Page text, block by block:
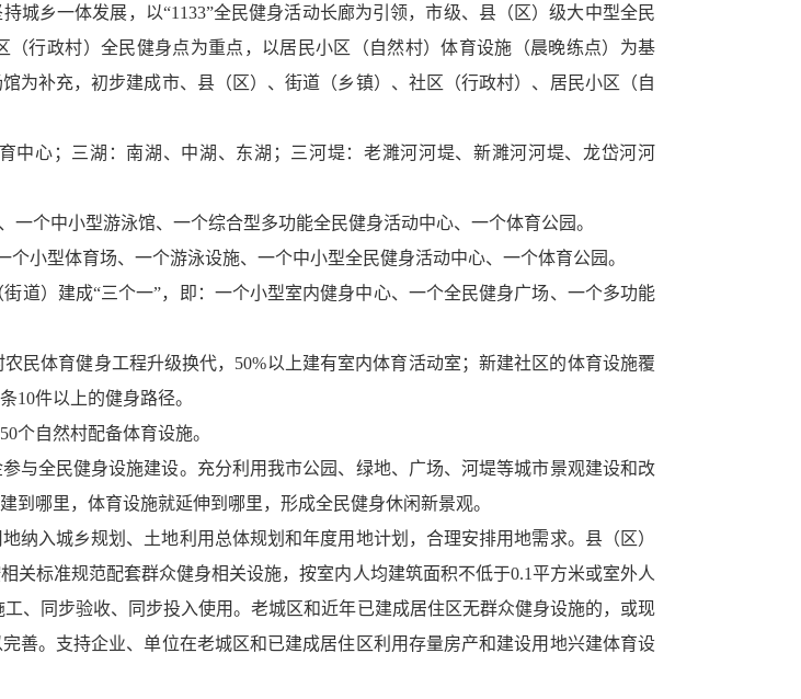
持城乡一体发展，以“1133”全民健身活动长廊为引领，市级、县（区）级大中型全民
行政村）全民健身点为重点，以居民小区（自然村）体育设施（晨晚练点）为基
为补充，初步建成市、县（区）、街道（乡镇）、社区（行政村）、居民小区（自
中心；三湖：南湖、中湖、东湖；三河堤：老濉河河堤、新濉河河堤、龙岱河河
个中小型游泳馆、一个综合型多功能全民健身活动中心、一个体育公园。
小型体育场、一个游泳设施、一个中小型全民健身活动中心、一个体育公园。
道）建成“三个一”，即：一个小型室内健身中心、一个全民健身广场、一个多功能
民体育健身工程升级换代，50%以上建有室内体育活动室；新建社区的体育设施覆
10件以上的健身路径。
个自然村配备体育设施。
与全民健身设施建设。充分利用我市公园、绿地、广场、河堤等城市景观建设和改
哪里，体育设施就延伸到哪里，形成全民健身休闲新景观。
纳入城乡规划、土地利用总体规划和年度用地计划，合理安排用地需求。县（区）
关标准规范配套群众健身相关设施，按室内人均建筑面积不低于0.1平方米或室外人
、同步验收、同步投入使用。老城区和近年已建成居住区无群众健身设施的，或现
善。支持企业、单位在老城区和已建成居住区利用存量房产和建设用地兴建体育设